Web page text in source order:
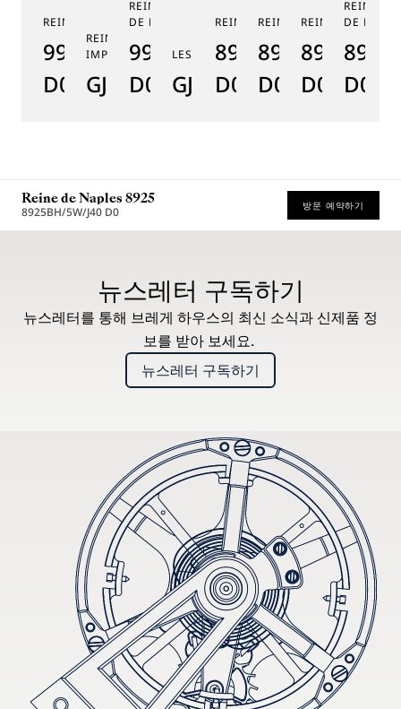
REINE DE NAPLES 9915
9915BB/58/964
D0
REINE DE NAPLES PERLES
IMPÉRIALES
GJ29BH89254DD5J4
REINE DE NAPLES PHASE
DE LUNE 9935
9935BH/4Y/J40
D0
LES JARDINS DU PETIT TRIANON
GJE25BH20.8985DB
REINE DE NAPLES 8925
8925BH/4N/J40
D0
REINE DE NAPLES 8918
8918BB/5D/
D0
REINE DE
8938BB/
D0
REINE
DE LUNE
D000
Reine de Naples 8925
8925BH/5W/J40 D0 방문 예약하기
뉴스레터 구독하기
뉴스레터를 통해 브레게 하우스의 최신 소식과 신제품 정
보를 받아 보세요.
뉴스레터 구독하기